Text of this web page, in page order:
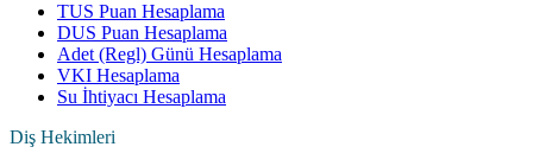
TUS Puan Hesaplama
DUS Puan Hesaplama
Adet (Regl) Günü Hesaplama
VKI Hesaplama
Su İhtiyacı Hesaplama
Diş Hekimleri